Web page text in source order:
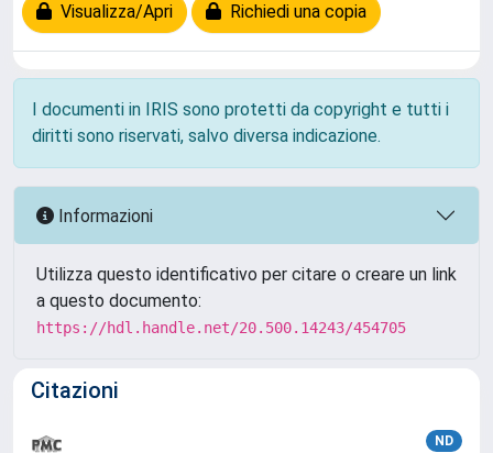
Visualizza/Apri Richiedi una copia
I documenti in IRIS sono protetti da copyright e tutti i
diritti sono riservati, salvo diversa indicazione.
Informazioni
Utilizza questo identificativo per citare o creare un link
a questo documento:
https://hdl.handle.net/20.500.14243/454705
Citazioni
ND